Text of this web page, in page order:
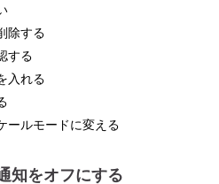
除する
する
入れる
ールモードに変える
知をオフにする